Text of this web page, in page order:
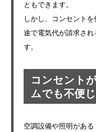
ともできます。
しかし、コンセント
途で電気代が請求さ
す。
コンセント
ムでも不便
空調設備や照明があ